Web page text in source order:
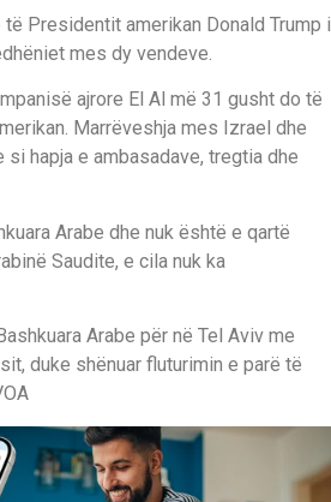
Presidentit amerikan Donald Trump i
mes dy vendeve.
ajrore El Al më 31 gusht do të
Marrëveshja mes Izrael dhe
hapja e ambasadave, tregtia dhe
Arabe dhe nuk është e qartë
Saudite, e cila nuk ka
Arabe për në Tel Aviv me
duke shënuar fluturimin e parë të